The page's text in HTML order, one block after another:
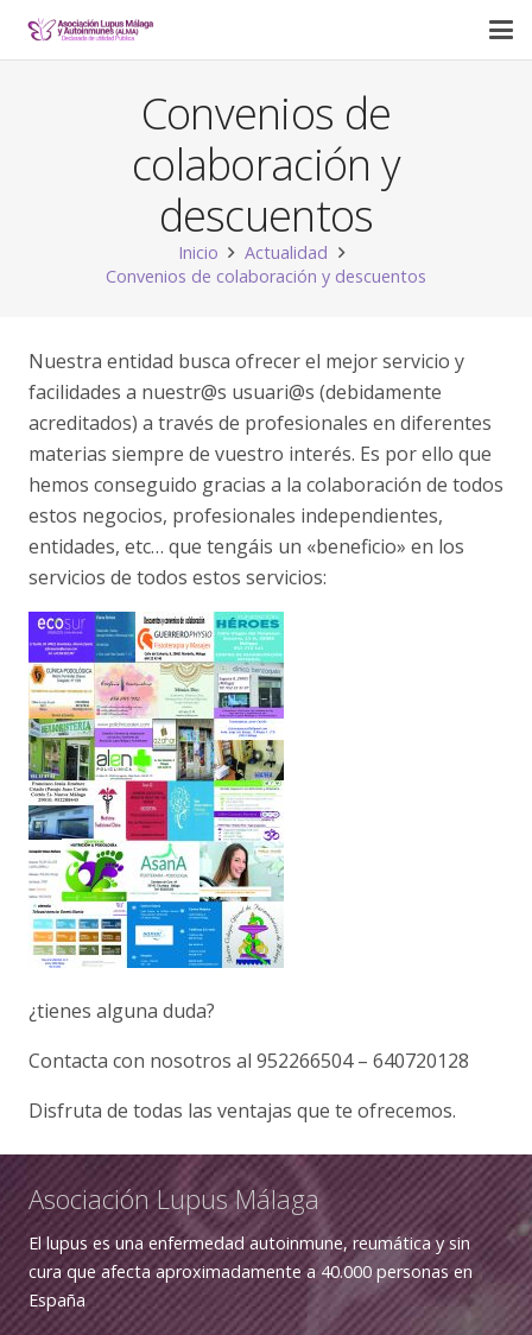
Convenios de
colaboración y
descuentos
Inicio
Actualidad
Convenios de colaboración y descuentos
Nuestra entidad busca ofrecer el mejor servicio y
facilidades a nuestr@s usuari@s (debidamente
acreditados) a través de profesionales en diferentes
materias siempre de vuestro interés. Es por ello que
hemos conseguido gracias a la colaboración de todos
estos negocios, profesionales independientes,
entidades, etc… que tengáis un «beneficio» en los
servicios de todos estos servicios:
¿tienes alguna duda?
Contacta con nosotros al 952266504 – 640720128
Disfruta de todas las ventajas que te ofrecemos.
Asociación Lupus Málaga
El lupus es una enfermedad autoinmune, reumática y sin
cura que afecta aproximadamente a 40.000 personas en
España